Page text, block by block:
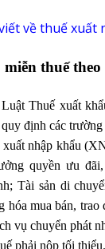
về thuế xuất
thuế
Thuế xuất
định các trường
nhập khẩu
quyền ưu
Tài sản di
hóa mua bán,
vụ chuyển phát
phải nộp tối